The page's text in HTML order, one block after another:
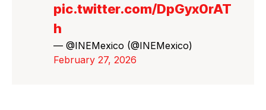
pic.twitter.com/DpGyx0rAT
h
— @INEMexico (@INEMexico)
February 27, 2026